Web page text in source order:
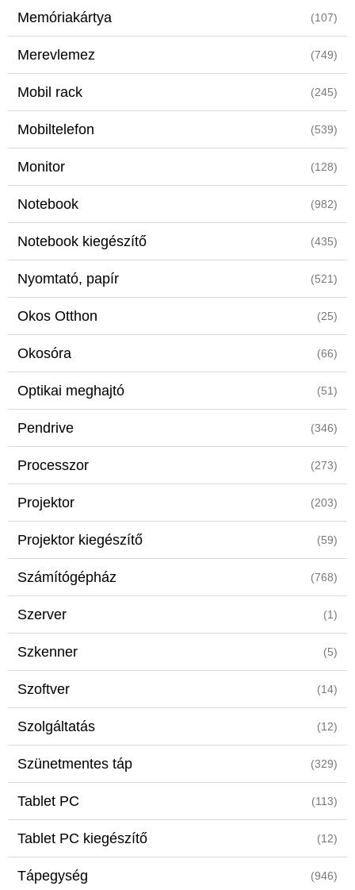
Memóriakártya (107)
Merevlemez (749)
Mobil rack (245)
Mobiltelefon (539)
Monitor (128)
Notebook (982)
Notebook kiegészítő (435)
Nyomtató, papír (521)
Okos Otthon (25)
Okosóra (66)
Optikai meghajtó (51)
Pendrive (346)
Processzor (273)
Projektor (203)
Projektor kiegészítő (59)
Számítógépház (768)
Szerver (1)
Szkenner (5)
Szoftver (14)
Szolgáltatás (12)
Szünetmentes táp (329)
Tablet PC (113)
Tablet PC kiegészítő (12)
Tápegység (946)